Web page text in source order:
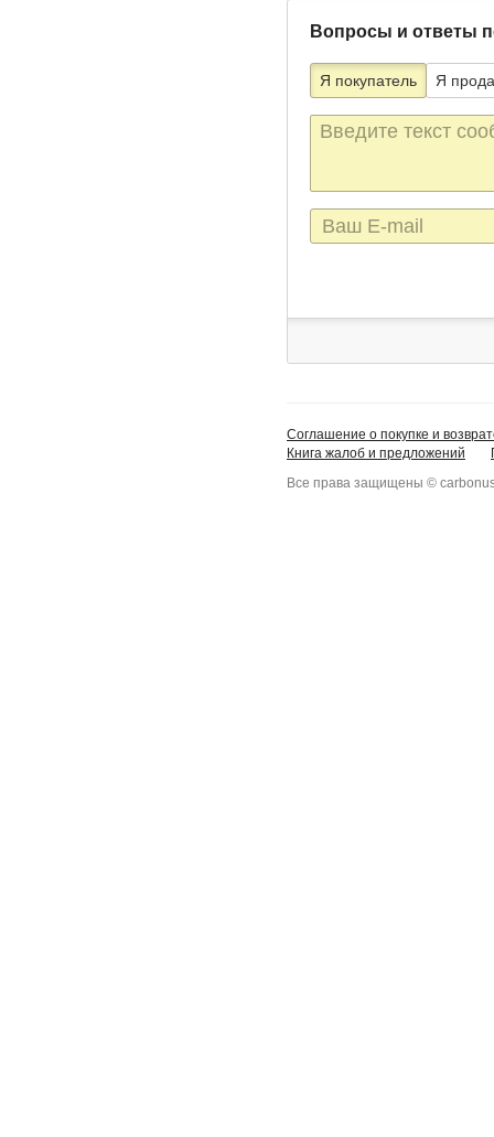
Вопросы и ответы
Я покупатель Я
Текст
сообщения
E-
mail
Соглашение о покупке и
Книга жалоб и предложений
Все права защищены ©